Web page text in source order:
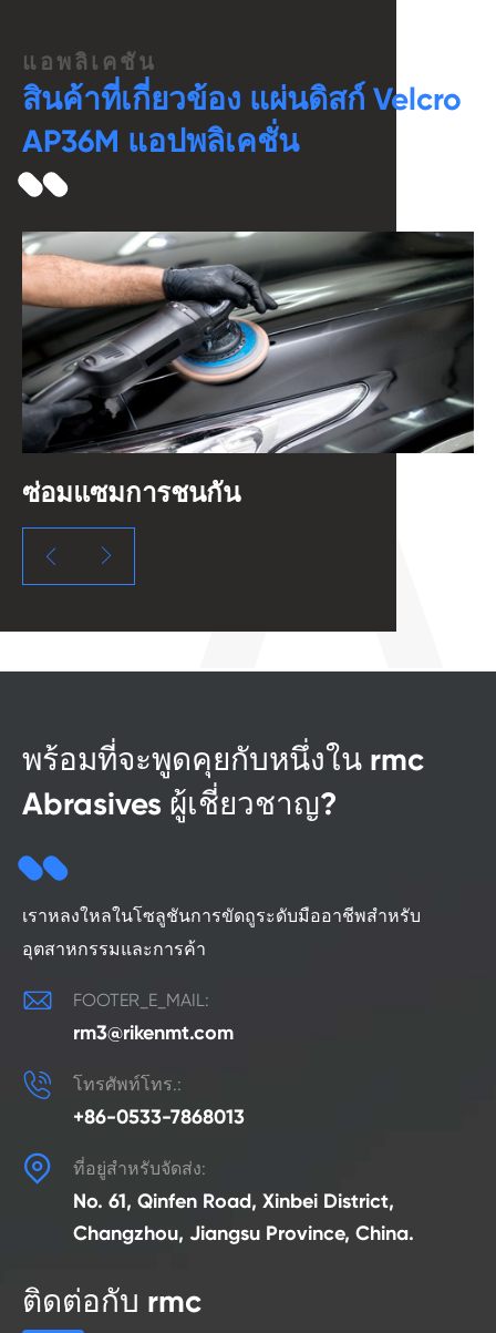
แอพลิเคชัน
สินค้าที่เกี่ยวข้อง แผ่นดิสก์ Velcro
AP36M แอปพลิเคชั่น
ซ่อมแซมการชนกัน
 
พร้อมที่จะพูดคุยกับหนึ่งใน rmc
Abrasives ผู้เชี่ยวชาญ?
เราหลงใหลในโซลูชันการขัดถูระดับมืออาชีพสำหรับ
อุตสาหกรรมและการค้า
 FOOTER_E_MAIL:
rm3@rikenmt.com
 โทรศัพท์โทร.:
+86-0533-7868013
 ที่อยู่สำหรับจัดส่ง:
No. 61, Qinfen Road, Xinbei District,
Changzhou, Jiangsu Province, China.
ติดต่อกับ rmc